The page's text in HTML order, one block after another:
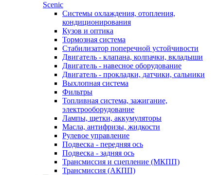
Scenic
Системы охлаждения, отопления,
кондиционирования
Кузов и оптика
Тормозная система
Стабилизатор поперечной устойчивости
Двигатель - клапана, колпачки, вкладыши
Двигатель - навесное оборудование
Двигатель - прокладки, датчики, сальники
Выхлопная система
Фильтры
Топливная система, зажигание,
электрооборудование
Лампы, щетки, аккумуляторы
Масла, антифризы, жидкости
Рулевое управление
Подвеска - передняя ось
Подвеска - задняя ось
Трансмиссия и сцепление (МКПП)
Трансмиссия (АКПП)